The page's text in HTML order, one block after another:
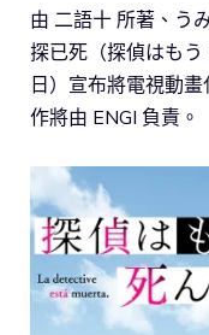
由 二語十 所著、う
探已死（探偵はも
日）宣布將電視動
作將由 ENGI 負責。